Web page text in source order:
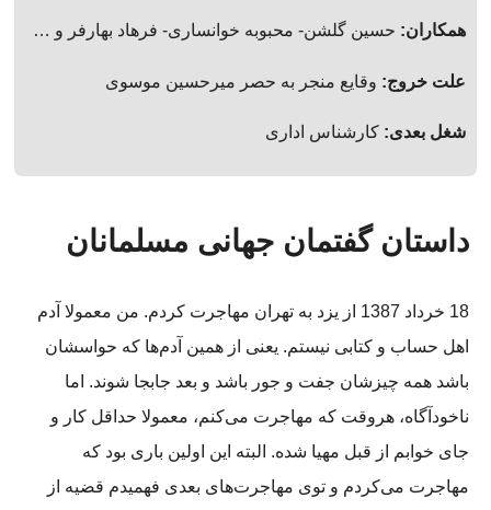
همکاران: حسین گلشن- محبوبه خوانساری- فرهاد بهارفر و …
علت خروج: وقایع منجر به حصر میرحسین موسوی
شغل بعدی: کارشناس اداری
داستان گفتمان جهانی مسلمانان
18 خرداد 1387 از یزد به تهران مهاجرت کردم. من معمولا آدم
اهل حساب و کتابی نیستم. یعنی از همین آدم‌ها که حواسشان
باشد همه چیزشان جفت و جور باشد و بعد جابجا شوند. اما
ناخودآگاه، هروقت که مهاجرت می‌کنم، معمولا حداقل کار و
جای خوابم از قبل مهیا شده. البته این اولین باری بود که
مهاجرت می‌کردم و توی مهاجرت‌های بعدی فهمیدم قضیه از